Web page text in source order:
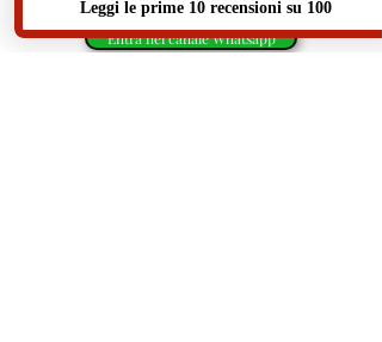
Entra nel canale Whatsapp